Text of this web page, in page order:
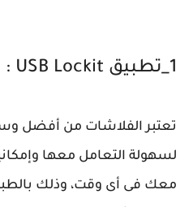
1_تطبيق USB Lockit :
تعتبر الفلاشات من أفضل
لسهولة التعامل معها
معك فى أى وقت، وذلك